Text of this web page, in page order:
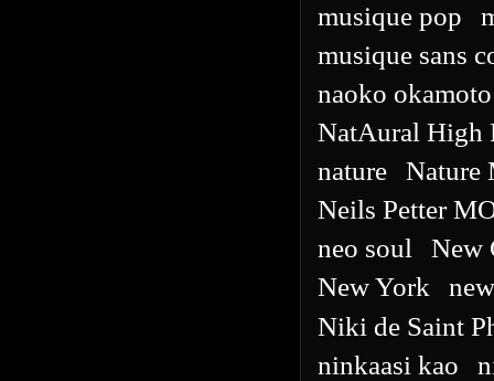
musique pop
musique sans
naoko okamoto
NatAural High
nature
Nature
Neils Petter
neo soul
New
New York
Niki de Saint
ninkaasi kao